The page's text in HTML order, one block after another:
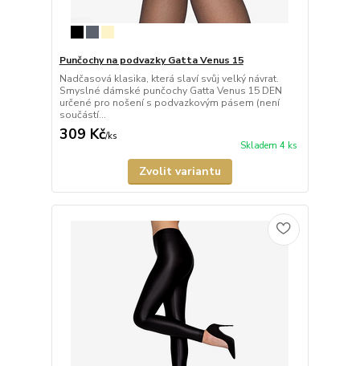
Punčochy na podvazky Gatta Venus 15
Nadčasová klasika, která slaví svůj velký návrat.
Smyslné dámské punčochy Gatta Venus 15 DEN
určené pro nošení s podvazkovým pásem (není
součástí...
309 Kč/ks
Skladem 4 ks
Zvolit variantu